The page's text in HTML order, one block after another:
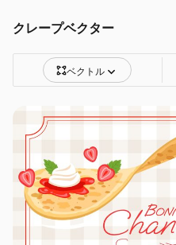
クレープベクター
ベクトル